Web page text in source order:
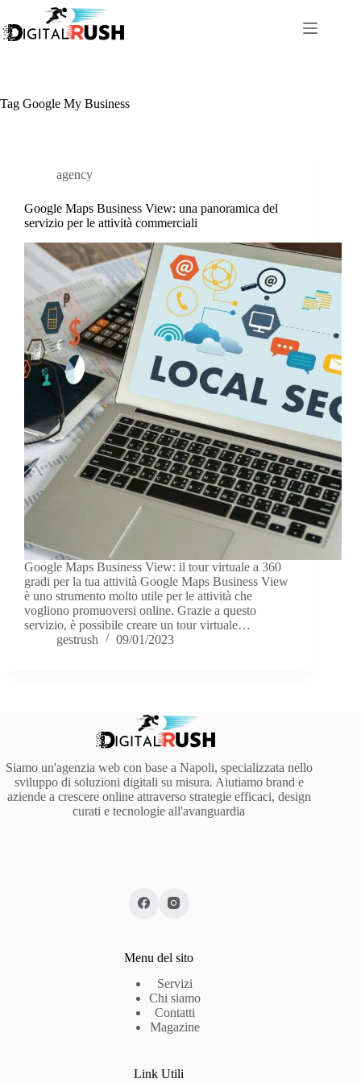
contenuto
Tag Google My Business
agency
Google Maps Business View: una panoramica del
servizio per le attività commerciali
Google Maps Business View: il tour virtuale a 360
gradi per la tua attività Google Maps Business View
è uno strumento molto utile per le attività che
vogliono promuoversi online. Grazie a questo
servizio, è possibile creare un tour virtuale…
gestrush
09/01/2023
Siamo un'agenzia web con base a Napoli, specializzata nello
sviluppo di soluzioni digitali su misura. Aiutiamo brand e
aziende a crescere online attraverso strategie efficaci, design
curati e tecnologie all'avanguardia
Menu del sito
Servizi
Chi siamo
Contatti
Magazine
Link Utili